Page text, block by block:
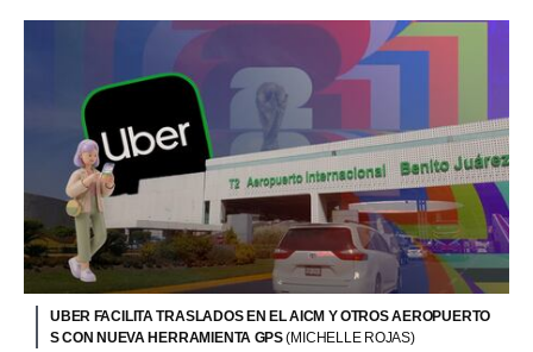
UBER FACILITA TRASLADOS EN EL AICM Y OTROS AEROPUERTO
S CON NUEVA HERRAMIENTA GPS(MICHELLE ROJAS)